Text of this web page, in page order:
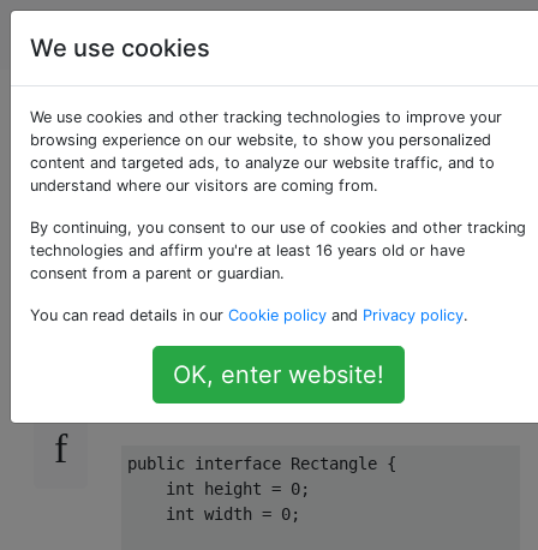
Programmierung
Attribute /
Mitgliedsvariablen in
Schnittstellen?
73
Ich möchte wissen, ob es für die
Implementiererklasse eine Möglichkeit gibt,
die Objekthandles / Grundelemente wie bei
Methoden zu deklarieren. für zB:
public interface Rectangle {
int height = 0;
int width = 0;
We use cookies
We use cookies and other tracking technologies to improve your
browsing experience on our website, to show you personalized
content and targeted ads, to analyze our website traffic, and to
understand where our visitors are coming from.
By continuing, you consent to our use of cookies and other tracking
technologies and affirm you're at least 16 years old or have
consent from a parent or guardian.
You can read details in our Cookie policy and Privacy policy.
OK, enter website!